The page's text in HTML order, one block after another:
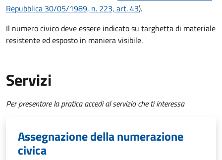
Repubblica 30/05/1989, n. 223, art. 43).
Il numero civico deve essere indicato su targhetta di materiale
resistente ed esposto in maniera visibile.
Servizi
Per presentare la pratica accedi al servizio che ti interessa
Assegnazione della numerazione
civica